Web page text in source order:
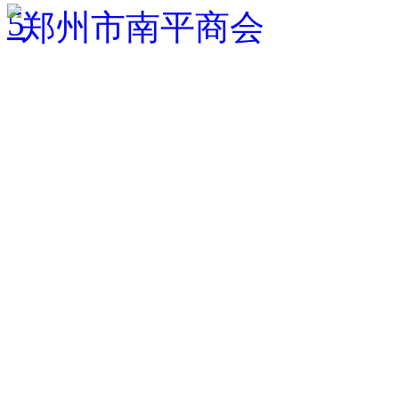
5